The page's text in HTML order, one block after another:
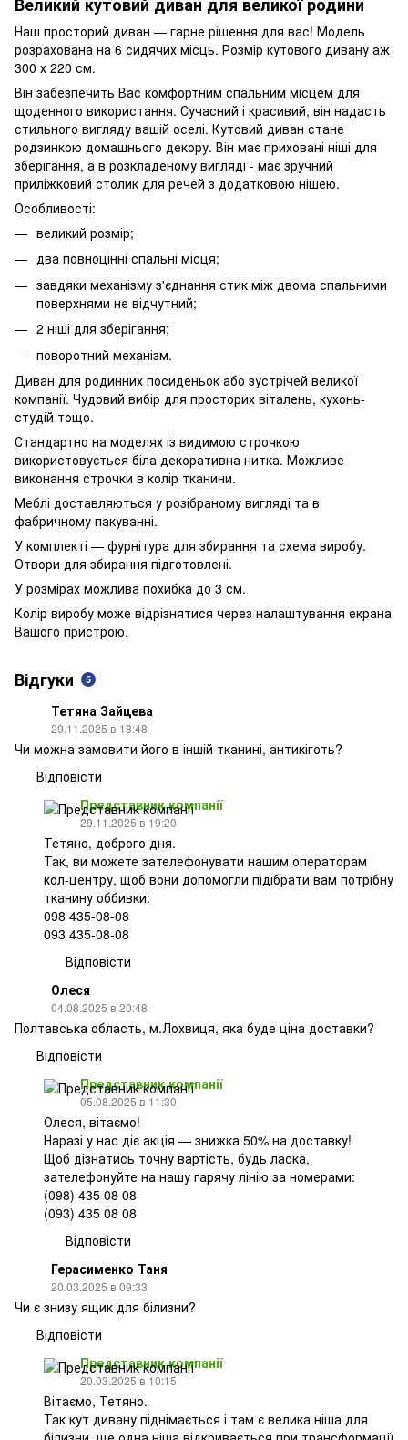
Наш просторий диван — гарне рішення для вас! Модель
розрахована на 6 сидячих місць. Розмір кутового дивану аж
300 х 220 см.
Він забезпечить Вас комфортним спальним місцем для
щоденного використання. Сучасний і красивий, він надасть
стильного вигляду вашій оселі. Кутовий диван стане
родзинкою домашнього декору. Він має приховані ніші для
зберігання, а в розкладеному вигляді - має зручний
приліжковий столик для речей з додатковою нішею.
Особливості:
великий розмір;
два повноцінні спальні місця;
завдяки механізму з'єднання стик між двома спальними
поверхнями не відчутний;
2 ніші для зберігання;
поворотний механізм.
Диван для родинних посиденьок або зустрічей великої
компанії. Чудовий вибір для просторих віталень, кухонь-
студій тощо.
Стандартно на моделях із видимою строчкою
використовується біла декоративна нитка. Можливе
виконання строчки в колір тканини.
Меблі доставляються у розібраному вигляді та в
фабричному пакуванні.
У комплекті — фурнітура для збирання та схема виробу.
Отвори для збирання підготовлені.
У розмірах можлива похибка до 3 см.
Колір виробу може відрізнятися через налаштування екрана
Вашого пристрою.
Відгуки 5
Тетяна Зайцева
29.11.2025 в 18:48
Чи можна замовити його в іншій тканині, антикіготь?
Відповісти
Представник компанії
29.11.2025 в 19:20
Тетяно, доброго дня.
Так, ви можете зателефонувати нашим операторам
кол-центру, щоб вони допомогли підібрати вам потрібну
тканину оббивки:
098 435-08-08
093 435-08-08
Відповісти
Олеся
04.08.2025 в 20:48
Полтавська область, м.Лохвиця, яка буде ціна доставки?
Відповісти
Представник компанії
05.08.2025 в 11:30
Олеся, вітаємо!
Наразі у нас діє акція — знижка 50% на доставку!
Щоб дізнатись точну вартість, будь ласка,
зателефонуйте на нашу гарячу лінію за номерами:
(098) 435 08 08
(093) 435 08 08
Відповісти
Герасименко Таня
20.03.2025 в 09:33
Чи є знизу ящик для білизни?
Відповісти
Представник компанії
20.03.2025 в 10:15
Вітаємо, Тетяно.
Так кут дивану піднімається і там є велика ніша для